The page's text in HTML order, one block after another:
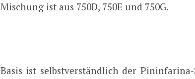
Mischung ist aus 750D, 750E und 750G.
Basis ist selbstverständlich der